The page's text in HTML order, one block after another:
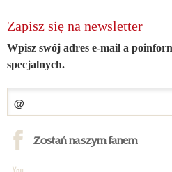
Zapisz się na newsletter
Wpisz swój adres e-mail a
specjalnych.
Zostań naszym fanem